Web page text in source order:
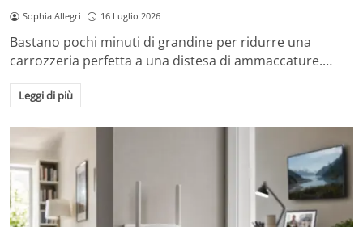
Sophia Allegri 16 Luglio 2026
Bastano pochi minuti di grandine per ridurre una
carrozzeria perfetta a una distesa di ammaccature.…
Leggi di più